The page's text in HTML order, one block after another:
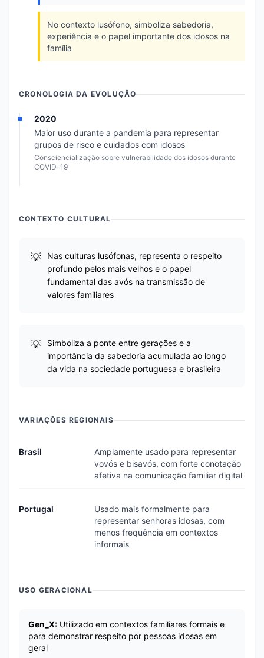
No contexto lusófono, simboliza sabedoria,
experiência e o papel importante dos idosos na
família
CRONOLOGIA DA EVOLUÇÃO
2020
Maior uso durante a pandemia para representar
grupos de risco e cuidados com idosos
Consciencialização sobre vulnerabilidade dos idosos durante
COVID-19
CONTEXTO CULTURAL
Nas culturas lusófonas, representa o respeito
profundo pelos mais velhos e o papel
fundamental das avós na transmissão de
valores familiares
Simboliza a ponte entre gerações e a
importância da sabedoria acumulada ao longo
da vida na sociedade portuguesa e brasileira
VARIAÇÕES REGIONAIS
Brasil
Amplamente usado para representar
vovós e bisavós, com forte conotação
afetiva na comunicação familiar digital
Portugal
Usado mais formalmente para
representar senhoras idosas, com
menos frequência em contextos
informais
USO GERACIONAL
Gen_X: Utilizado em contextos familiares formais e
para demonstrar respeito por pessoas idosas em
geral